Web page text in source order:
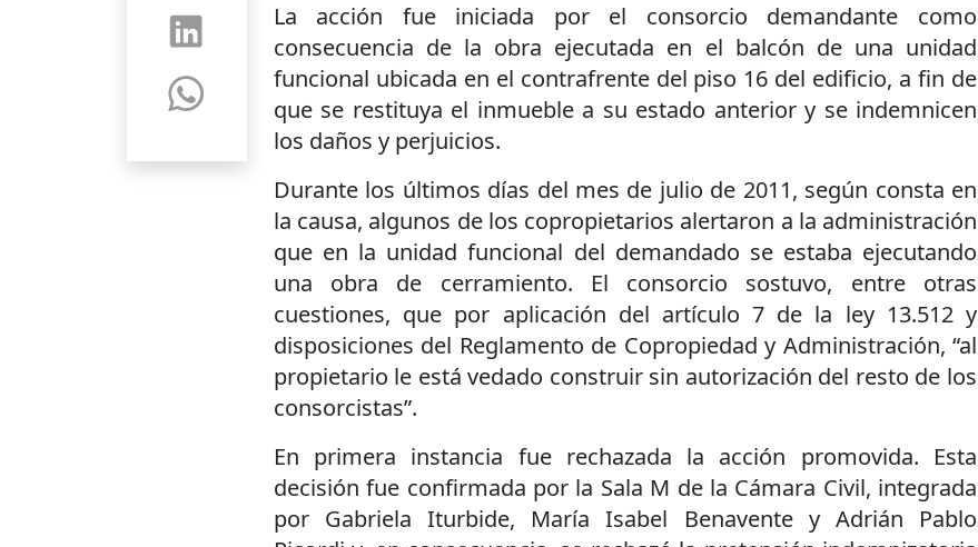
La acción fue iniciada por el consorcio demandante como
consecuencia de la obra ejecutada en el balcón de una unidad
funcional ubicada en el contrafrente del piso 16 del edificio, a fin de
que se restituya el inmueble a su estado anterior y se indemnicen
los daños y perjuicios.
Durante los últimos días del mes de julio de 2011, según consta en
la causa, algunos de los copropietarios alertaron a la administración
que en la unidad funcional del demandado se estaba ejecutando
una obra de cerramiento. El consorcio sostuvo, entre otras
cuestiones, que por aplicación del artículo 7 de la ley 13.512 y
disposiciones del Reglamento de Copropiedad y Administración, “al
propietario le está vedado construir sin autorización del resto de los
consorcistas”.
En primera instancia fue rechazada la acción promovida. Esta
decisión fue confirmada por la Sala M de la Cámara Civil, integrada
por Gabriela Iturbide, María Isabel Benavente y Adrián Pablo